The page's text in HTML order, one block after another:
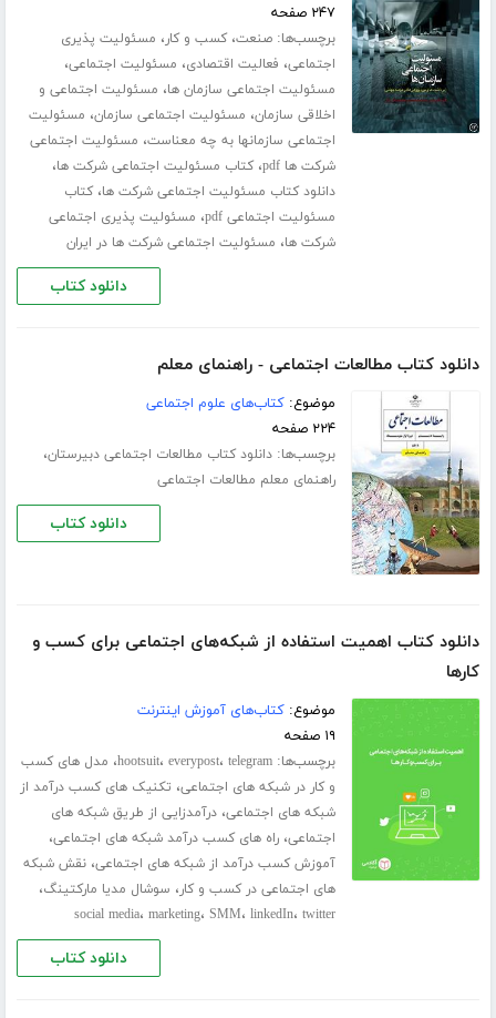
۲۴۷ صفحه
برچسب‌ها:صنعت،کسب و کار، مسئولیت پذیری
اجتماعی، فعالیت اقتصادی، مسئولیت اجتماعی،
مسئولیت اجتماعی سازمان ها، مسئولیت اجتماعی و
اخلاقی سازمان، مسئولیت اجتماعی سازمان، مسئولیت
اجتماعی سازمانها به چه معناست، مسئولیت اجتماعی
شرکت ها pdf
،کتاب مسئولیت اجتماعی شرکت ها،
دانلود کتاب مسئولیت اجتماعی شرکت ها،کتاب
مسئولیت اجتماعی pdf
، مسئولیت پذیری اجتماعی
شرکت ها، مسئولیت اجتماعی شرکت ها در ایران
دانلود کتاب
دانلود کتاب مطالعات اجتماعی - راهنمای معلم
موضوع:کتاب‌های علوم اجتماعی
۲۲۴ صفحه
برچسب‌ها:دانلود کتاب مطالعات اجتماعی دبیرستان،
راهنمای معلم مطالعات اجتماعی
دانلود کتاب
دانلود کتاب اهمیت استفاده از شبکه‌های اجتماعی برای کسب و
کارها
موضوع:کتاب‌های آموزش اینترنت
۱۹ صفحه
برچسب‌ها:
hootsuit، everypost، telegram ، مدل های کسب
و کار در شبکه های اجتماعی، تکنیک های کسب درآمد از
شبکه های اجتماعی،درآمدزایی از طریق شبکه های
اجتماعی،راه های کسب درآمد شبکه های اجتماعی،
آموزش کسب درآمد از شبکه های اجتماعی،نقش شبکه
های اجتماعی در کسب و کار، سوشال مدیا مارکتینگ،
social media، marketing، SMM، linkedIn، twitter
دانلود کتاب